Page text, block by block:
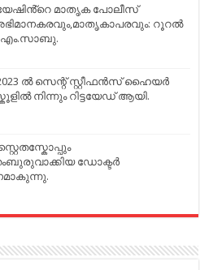
മാതൃക പോലീസ്
റൂറൽ
2023 ൽ സെന്റ് സ്റ്റീഫൻസ് ഹൈയർ
നിന്നും റിട്ടയേഡ് ആയി.
ഡോക്ടർ